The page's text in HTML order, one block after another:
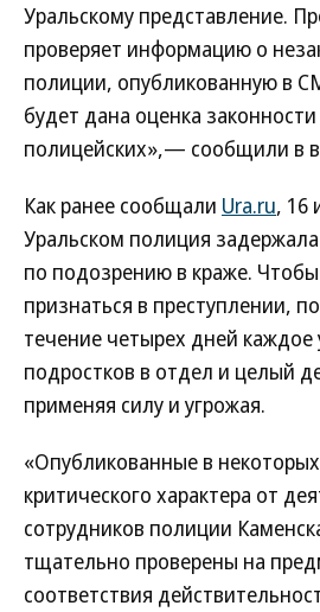
Уральскому представление.
проверяет информацию о
полиции, опубликованную в
будет дана оценка
полицейских»,— сообщили в
Как ранее сообщали Ura.ru, 16
Уральском полиция
по подозрению в краже.
признаться в преступлении,
течение четырех дней каждое
подростков в отдел и целый
применяя силу и угрожая.
«Опубликованные в
критического характера от
сотрудников полиции
тщательно проверены на
соответствия